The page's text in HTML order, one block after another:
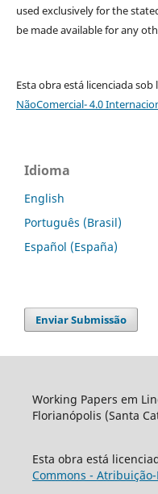
used exclusively for the
be made available for any
Esta obra está licenciada sob
NãoComercial- 4.0
Idioma
English
Português (Brasil)
Español (España)
Enviar Submissão
Working Papers em
Florianópolis (Santa
Esta obra está
Commons -